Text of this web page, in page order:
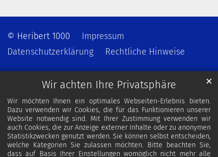
Wir achten Ihre Privatsphäre
Wir möchten Ihnen ein optimales Webseiten-Erlebnis bieten.
Dazu verwenden wir Cookies, die für das Funktionieren unserer
Website notwendig sind. Mit Ihrer Zustimmung verwenden wir
auch Cookies, die zur Anzeige externer Inhalte oder zu anonymen
Statistikzwecken genutzt werden. Sie können selbst entscheiden,
welche Kategorien Sie zulassen möchten. Bitte beachten Sie,
dass auf Basis Ihrer Einstellungen womöglich nicht mehr alle
✕
© Heribert 1000
Impressum
Datenschutzerklärung
Rechtliche Hinweise